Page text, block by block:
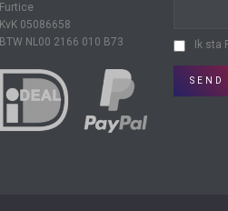
Furtice
KvK 05086658
BTW NL00 2166 010 B73
Ik sta
SEND